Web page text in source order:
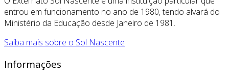
entrou em funcionamento no ano de 1980, tendo alvará do
Ministério da Educação desde Janeiro de 1981.
Saiba mais sobre o Sol Nascente
Informações